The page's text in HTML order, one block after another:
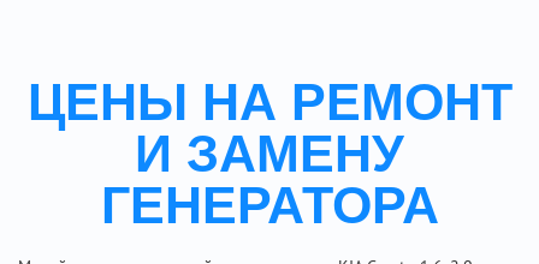
ЦЕНЫ НА РЕМОНТ
И ЗАМЕНУ
ГЕНЕРАТОРА